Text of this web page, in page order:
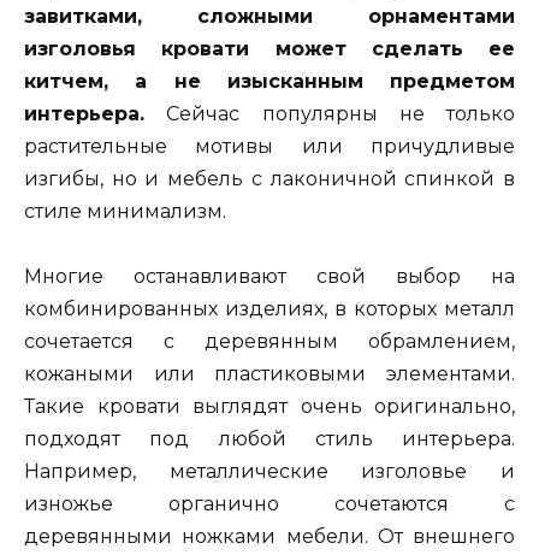
завитками, сложными орнаментами
изголовья кровати может сделать ее
китчем, а не изысканным предметом
интерьера. Сейчас популярны не только
растительные мотивы или причудливые
изгибы, но и мебель с лаконичной спинкой в
стиле минимализм.
Многие останавливают свой выбор на
комбинированных изделиях, в которых металл
сочетается с деревянным обрамлением,
кожаными или пластиковыми элементами.
Такие кровати выглядят очень оригинально,
подходят под любой стиль интерьера.
Например, металлические изголовье и
изножье органично сочетаются с
деревянными ножками мебели. От внешнего